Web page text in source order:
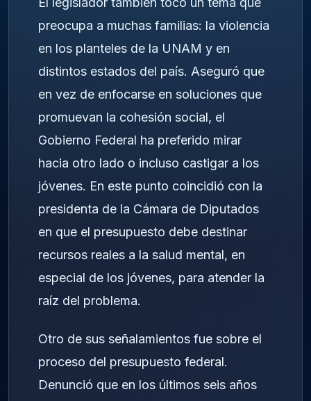
preocupa a muchas familias: la violencia
en los planteles de la UNAM y en
distintos estados del país. Aseguró que
en vez de enfocarse en soluciones que
promuevan la cohesión social, el
Gobierno Federal ha preferido mirar
hacia otro lado o incluso castigar a los
jóvenes. En este punto coincidió con la
presidenta de la Cámara de Diputados
en que el presupuesto debe destinar
recursos reales a la salud mental, en
especial de los jóvenes, para atender la
raíz del problema.
Otro de sus señalamientos fue sobre el
proceso del presupuesto federal.
Denunció que en los últimos seis años